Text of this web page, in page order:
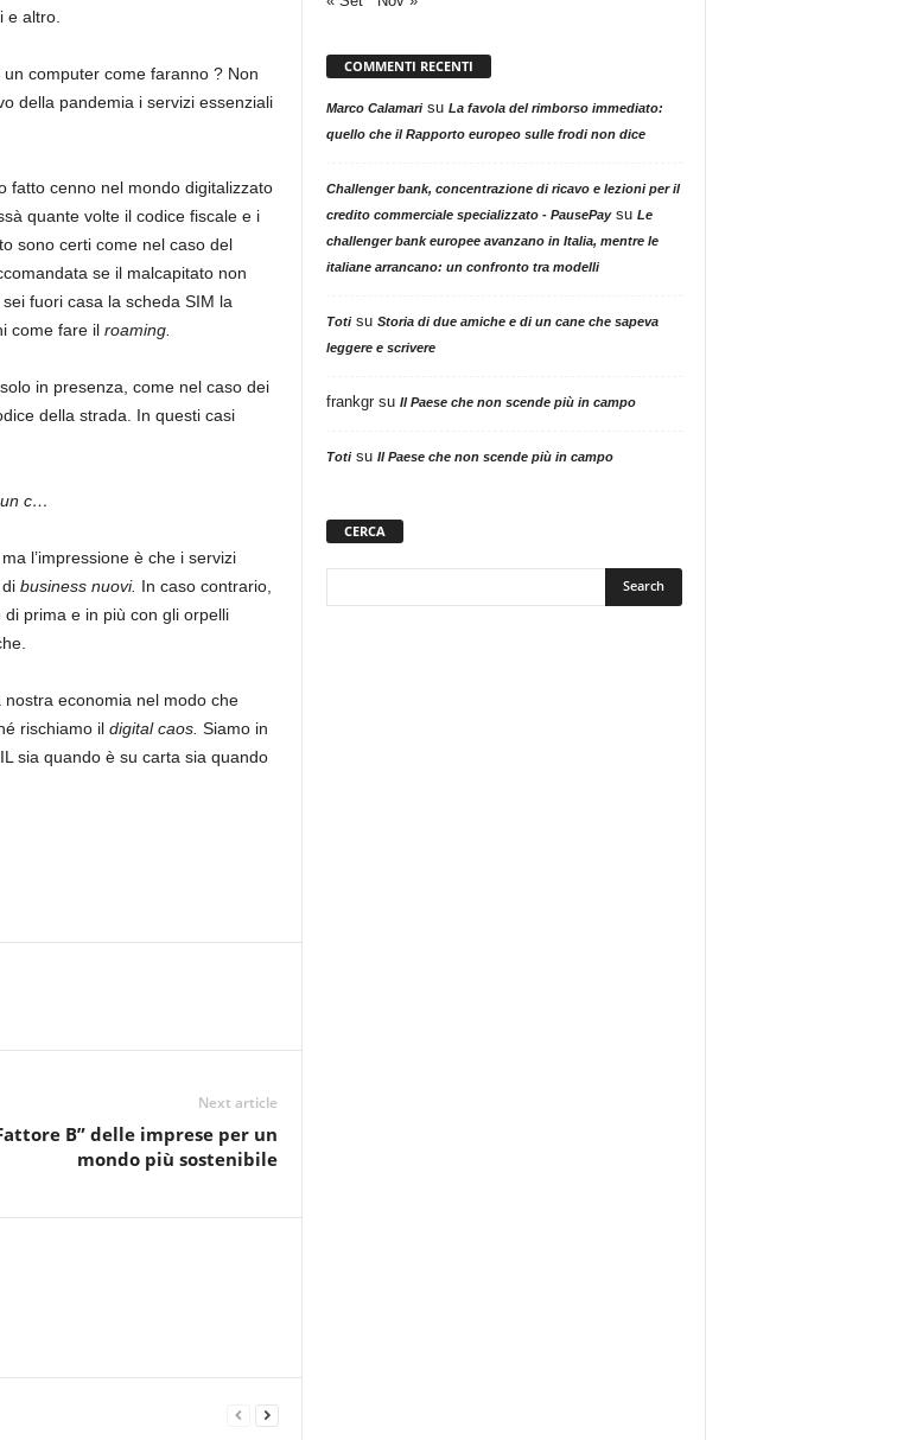
e altro.
computer come faranno ? Non
della pandemia i servizi essenziali
fatto cenno nel mondo digitalizzato
quante volte il codice fiscale e i
sono certi come nel caso del
se il malcapitato non
fuori casa la scheda SIM la
come fare il roaming.
in presenza, come nel caso dei
della strada. In questi casi
un c…
l’impressione è che i servizi
business nuovi. In caso contrario,
prima e in più con gli orpelli
nostra economia nel modo che
rischiamo il digital caos. Siamo in
sia quando è su carta sia quando
Next article
B” delle imprese per un
mondo più sostenibile
COMMENTI RECENTI
Marco Calamarisu La favola del rimborso immediato:
quello che il Rapporto europeo sulle frodi non dice
Challenger bank, concentrazione di ricavo e lezioni per il
credito commerciale specializzato - PausePaysu Le
challenger bank europee avanzano in Italia, mentre le
italiane arrancano: un confronto tra modelli
Totisu Storia di due amiche e di un cane che sapeva
leggere e scrivere
frankgrsu Il Paese che non scende più in campo
Totisu Il Paese che non scende più in campo
CERCA